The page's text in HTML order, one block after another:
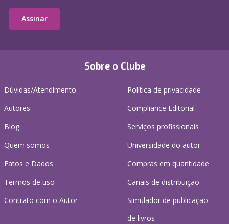
Sobre o Clube
Dúvidas/Atendimento
Autores
Blog
Quem somos
Fatos e Dados
Termos de uso
Contrato com o Autor
Política de privacidade
Compliance Editorial
Serviços profissionais
Universidade do autor
Compras em quantidade
Canais de distribuição
Simulador de publicação
de livros
Assinar